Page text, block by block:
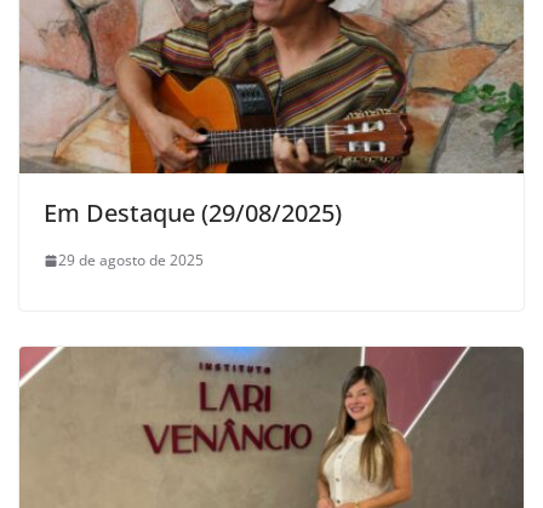
Em Destaque (29/08/2025)
29 de agosto de 2025